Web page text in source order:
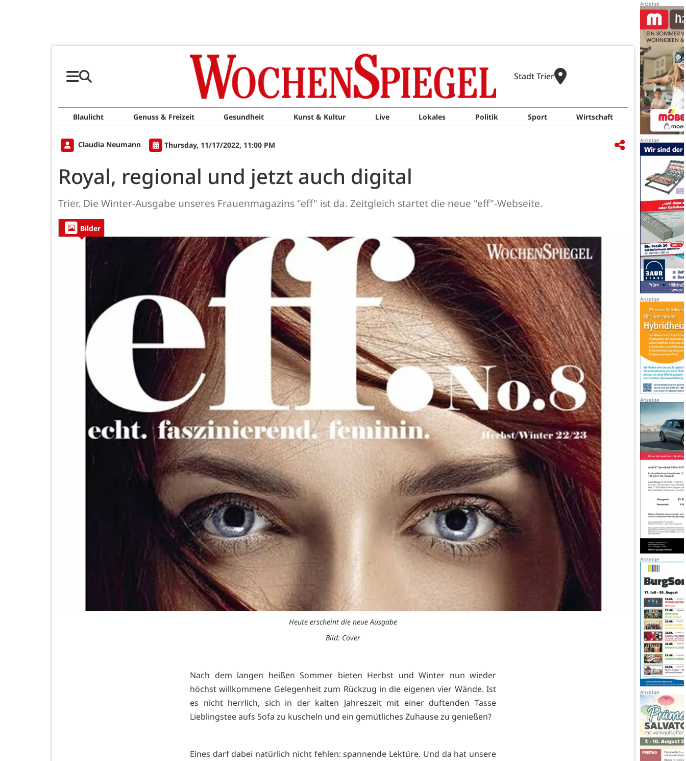
Stadt Trier
Blaulicht Genuss & Freizeit Gesundheit Kunst & Kultur Live Lokales Politik Sport Wirtschaft
Claudia Neumann Thursday, 11/17/2022, 11:00 PM
Royal, regional und jetzt auch digital
Trier. Die Winter-Ausgabe unseres Frauenmagazins "eff" ist da. Zeitgleich startet die neue "eff"-Webseite.
Bilder
Heute erscheint die neue Ausgabe
Bild: Cover
Nach dem langen heißen Sommer bieten Herbst und Winter nun wieder
höchst willkommene Gelegenheit zum Rückzug in die eigenen vier Wände. Ist
es nicht herrlich, sich in der kalten Jahreszeit mit einer duftenden Tasse
Lieblingstee aufs Sofa zu kuscheln und ein gemütliches Zuhause zu genießen?
Eines darf dabei natürlich nicht fehlen: spannende Lektüre. Und da hat unsere